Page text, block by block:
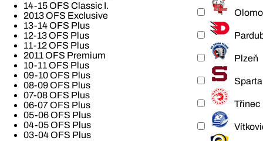
14-15 OFS Classic I.
2013 OFS Exclusive
13-14 OFS Plus
12-13 OFS Plus
11-12 OFS Plus
2011 OFS Premium
10-11 OFS Plus
09-10 OFS Plus
08-09 OFS Plus
07-08 OFS Plus
06-07 OFS Plus
05-06 OFS Plus
04-05 OFS Plus
03-04 OFS Plus
Plzeň
Třinec